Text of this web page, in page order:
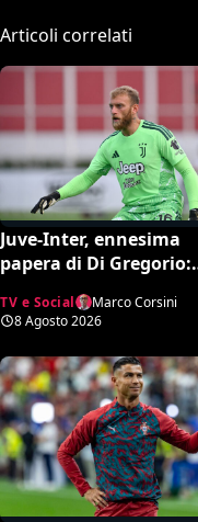
Articoli correlati
Juve-Inter, ennesima
papera di Di Gregorio:
web chiede un nuovo
portiere
TV e Social
Marco Corsini
8 Agosto 2026